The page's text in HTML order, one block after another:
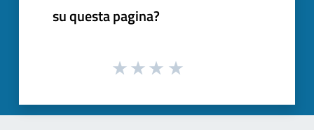
su questa pagina?